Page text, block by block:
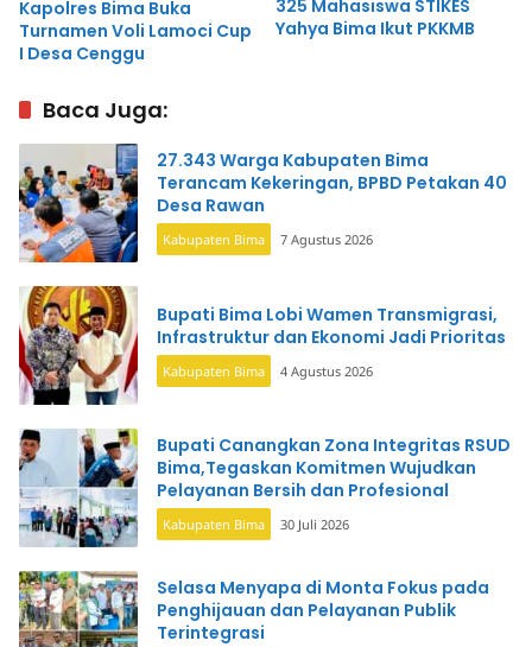
Kapolres Bima Buka
Turnamen Voli Lamoci Cup
I Desa Cenggu
325 Mahasiswa STIKES
Yahya Bima Ikut PKKMB
Baca Juga:
27.343 Warga Kabupaten Bima
Terancam Kekeringan, BPBD Petakan 40
Desa Rawan
Kabupaten Bima 7 Agustus 2026
Bupati Bima Lobi Wamen Transmigrasi,
Infrastruktur dan Ekonomi Jadi Prioritas
Kabupaten Bima 4 Agustus 2026
Bupati Canangkan Zona Integritas RSUD
Bima,Tegaskan Komitmen Wujudkan
Pelayanan Bersih dan Profesional
Kabupaten Bima 30 Juli 2026
Selasa Menyapa di Monta Fokus pada
Penghijauan dan Pelayanan Publik
Terintegrasi